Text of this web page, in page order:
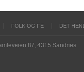
FOLK OG FE DET
87, 4315 Sandnes